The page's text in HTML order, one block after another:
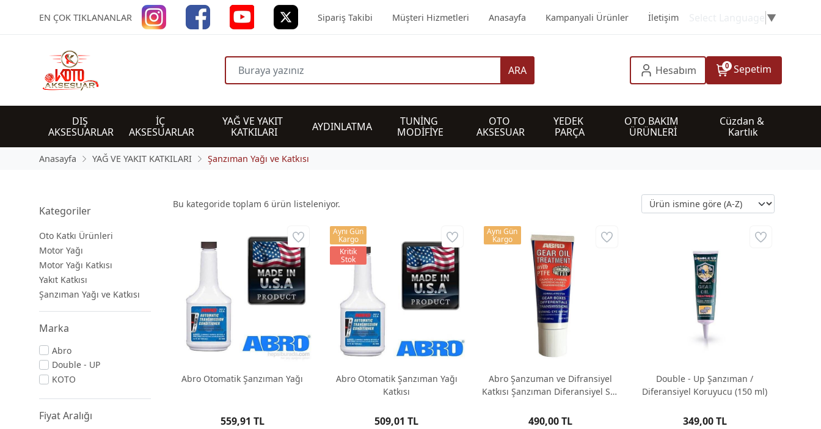
EN ÇOK TIKLANANLAR Sipariş Takibi Müşteri Hizmetleri Anasayfa Kampanyali Ürünler İletişim ▼
ARA Hesabım 0 Sepetim
DIŞ
AKSESUARLAR
İÇ
AKSESUARLAR
YAĞ VE YAKIT
KATKILARI
AYDINLATMA
TUNİNG
MODİFİYE
OTO
AKSESUAR
YEDEK
PARÇA
OTO BAKIM
ÜRÜNLERİ
Cüzdan &
Kartlık
Anasayfa YAĞ VE YAKIT KATKILARI Şanzıman Yağı ve Katkısı
Kategoriler
Oto Katkı Ürünleri
Motor Yağı
Motor Yağı Katkısı
Yakıt Katkısı
Şanzıman Yağı ve Katkısı
Marka
Abro
Double - UP
KOTO
Fiyat Aralığı
Bu kategoride toplam 6ürün listeleniyor.
Abro Otomatik Şanzıman Yağı
559,91 TL
Abro Otomatik Şanzıman Yağı
Katkısı
509,01 TL
Aynı Gün
Kargo
Kritik
Stok
Abro Şanzuman ve Difransiyel
Katkısı Şanzıman Diferansiyel Ses
490,00 TL
Aynı Gün
Kargo
Double - Up Şanzıman /
Diferansiyel Koruyucu (150 ml)
349,00 TL